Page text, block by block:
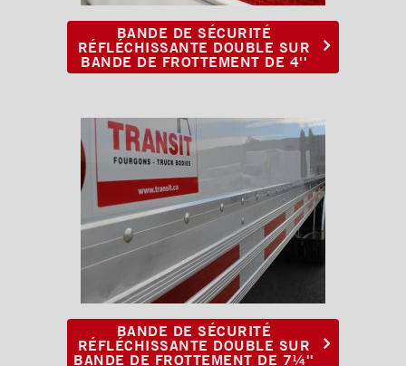
Finitions intérieures
Monte-charges MAXON
Marches
Caméra de recul
Sous-structures
Poignées et serrures
BANDE DE SÉCURITÉ
RÉFLÉCHISSANTE DOUBLE SUR
BANDE DE FROTTEMENT DE 4''
BANDE DE SÉCURITÉ
RÉFLÉCHISSANTE DOUBLE SUR
BANDE DE FROTTEMENT DE 7¼''